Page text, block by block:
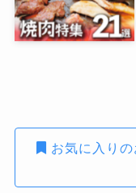
お気に入り